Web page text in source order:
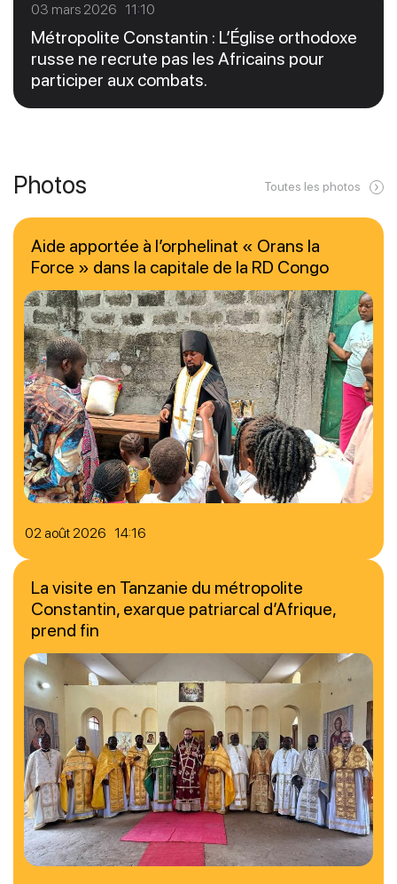
03 mars 2026 11:10
Métropolite Constantin : L’Église orthodoxe
russe ne recrute pas les Africains pour
participer aux combats.
Photos Toutes les photos
02 août 2026 14:16
Aide apportée à l’orphelinat « Orans la
Force » dans la capitale de la RD Congo
La visite en Tanzanie du métropolite
Constantin, exarque patriarcal d’Afrique,
prend fin